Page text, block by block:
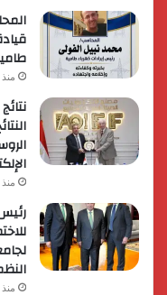
منذ 6 أيام
منذ 7 أيام
منذ 7 أيام